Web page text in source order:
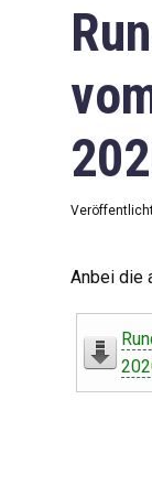
Anbei die